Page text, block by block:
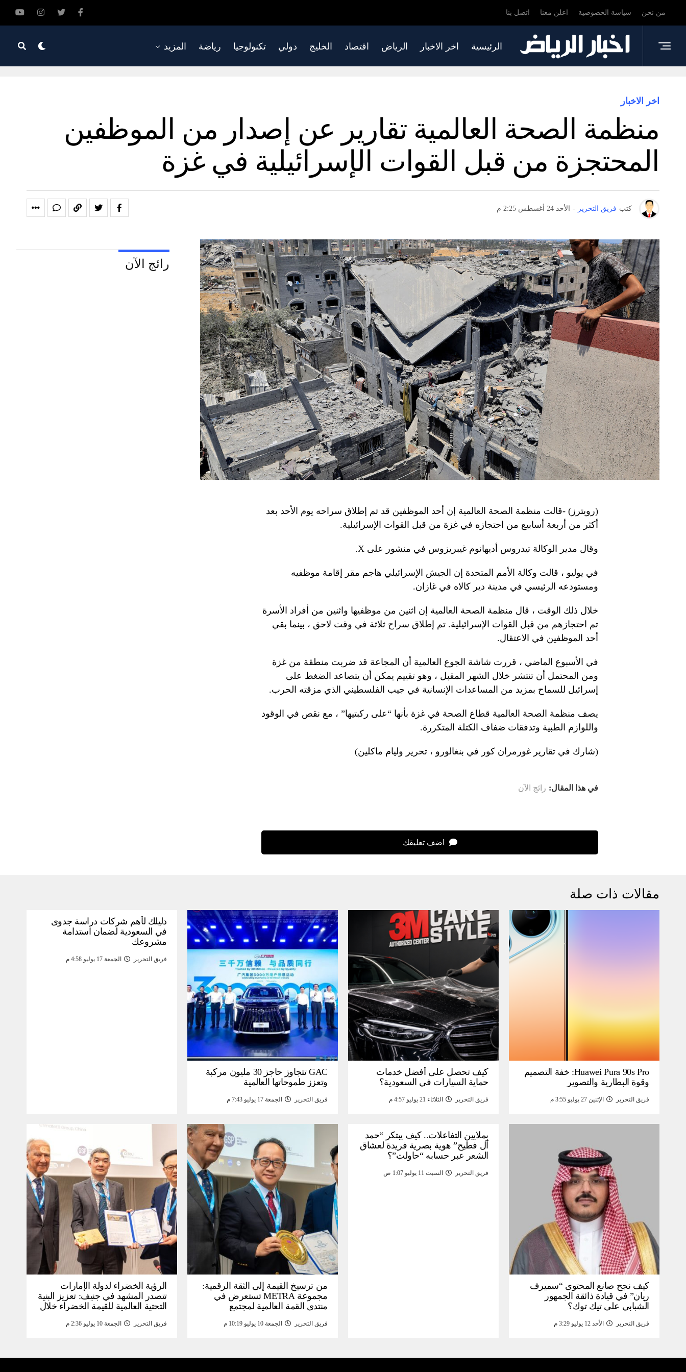
من نحن سياسة الخصوصية اعلن معنا اتصل بنا
الرئيسية اخر الاخبار الرياض اقتصاد الخليج دولي تكنولوجيا رياضة المزيد
اخر الاخبار
منظمة الصحة العالمية تقارير عن إصدار من الموظفين
المحتجزة من قبل القوات الإسرائيلية في غزة
كتب فريق التحرير - الأحد 24 أغسطس 2:25 م
(رويترز) -قالت منظمة الصحة العالمية إن أحد الموظفين قد تم إطلاق سراحه يوم الأحد بعد
أكثر من أربعة أسابيع من احتجازه في غزة من قبل القوات الإسرائيلية.
وقال مدير الوكالة تيدروس أديهانوم غيبريزوس في منشور على X.
في يوليو ، قالت وكالة الأمم المتحدة إن الجيش الإسرائيلي هاجم مقر إقامة موظفيه
ومستودعه الرئيسي في مدينة دير كالاه في غازان.
خلال ذلك الوقت ، قال منظمة الصحة العالمية إن اثنين من موظفيها واثنين من أفراد الأسرة
تم احتجازهم من قبل القوات الإسرائيلية. تم إطلاق سراح ثلاثة في وقت لاحق ، بينما بقي
أحد الموظفين في الاعتقال.
في الأسبوع الماضي ، قررت شاشة الجوع العالمية أن المجاعة قد ضربت منطقة من غزة
ومن المحتمل أن تنتشر خلال الشهر المقبل ، وهو تقييم يمكن أن يتصاعد الضغط على
إسرائيل للسماح بمزيد من المساعدات الإنسانية في جيب الفلسطيني الذي مزقته الحرب.
يصف منظمة الصحة العالمية قطاع الصحة في غزة بأنها “على ركبتيها” ، مع نقص في الوقود
واللوازم الطبية وتدفقات ضفاف الكتلة المتكررة.
(شارك في تقارير غورمران كور في بنغالورو ، تحرير وليام ماكلين)
في هذا المقال: رائج الآن
اضف تعليقك
رائج الآن
مقالات ذات صلة
Huawei Pura 90s Pro: خفة التصميم
وقوة البطارية والتصوير
فريق التحرير الإثنين 27 يوليو 3:55 م
كيف تحصل على أفضل خدمات
حماية السيارات في السعودية؟
فريق التحرير الثلاثاء 21 يوليو 4:57 م
GAC تتجاوز حاجز 30 مليون مركبة
وتعزز طموحاتها العالمية
فريق التحرير الجمعة 17 يوليو 7:43 م
دليلك لأهم شركات دراسة جدوى
في السعودية لضمان استدامة
مشروعك
فريق التحرير الجمعة 17 يوليو 4:58 م
كيف نجح صانع المحتوى “سميرف
ريان” في قيادة ذائقة الجمهور
الشبابي على تيك توك؟
فريق التحرير الأحد 12 يوليو 3:29 م
بملايين التفاعلات.. كيف يبتكر “حمد
آل فطيح” هوية بصرية فريدة لعشاق
الشعر عبر حسابه “حاولت”؟
فريق التحرير السبت 11 يوليو 1:07 ص
من ترسيخ القيمة إلى الثقة الرقمية:
مجموعة METRA تستعرض في
منتدى القمة العالمية لمجتمع
تحتية للأصول الرقمية المدعومة
فريق التحرير الجمعة 10 يوليو 10:19 م
الرؤية الخضراء لدولة الإمارات
تتصدر المشهد في جنيف: تعزيز البنية
التحتية العالمية للقيمة الخضراء خلال
المعلومات WSIS 2026 وقمة “الذكاء
فريق التحرير الجمعة 10 يوليو 2:36 م